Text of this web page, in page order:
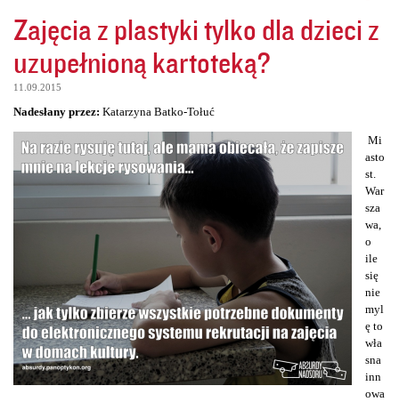
Zajęcia z plastyki tylko dla dzieci z
uzupełnioną kartoteką?
11.09.2015
Nadesłany przez: Katarzyna Batko-Tołuć
Mi
asto
st.
War
sza
wa,
o
ile
się
nie
myl
ę to
wła
sna
inn
owa